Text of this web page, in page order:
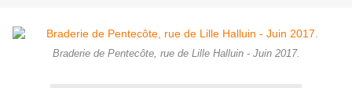
Braderie de Pentecôte, rue de Lille Halluin - Juin 2017.